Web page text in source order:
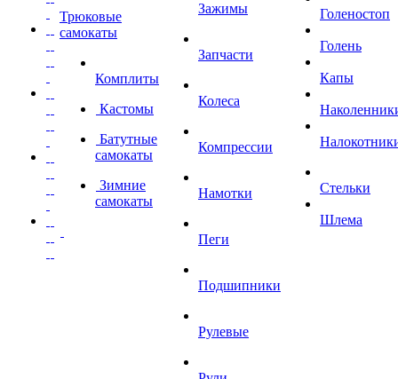
Трюковые
самокаты
Комплиты
Кастомы
Батутные
самокаты
Зимние
самокаты
Зажимы
Запчасти
Колеса
Компрессии
Намотки
Пеги
Подшипники
Рулевые
Голеностоп
Голень
Капы
Стельки
Шлема